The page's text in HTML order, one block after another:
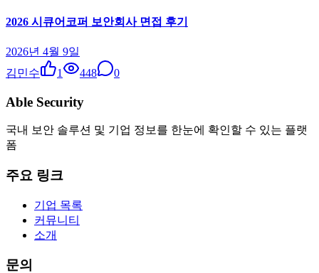
2026 시큐어코퍼 보안회사 면접 후기
2026년 4월 9일
김민수
1 448 0
Able Security
국내 보안 솔루션 및 기업 정보를 한눈에 확인할 수 있는 플랫
폼
주요 링크
기업 목록
커뮤니티
소개
문의